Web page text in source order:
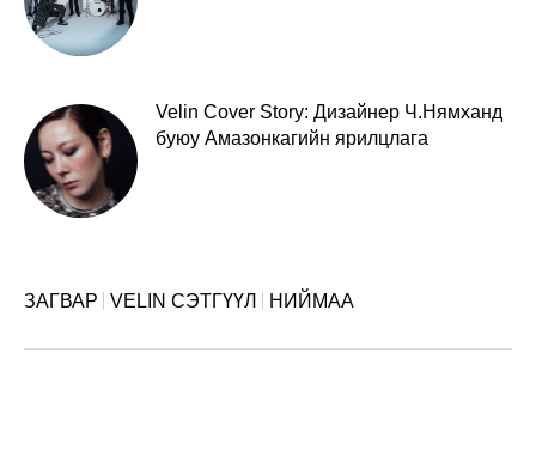
Velin Cover Story: Дизайнер Ч.Нямханд
буюу Амазонкагийн ярилцлага
ЗАГВАР VELIN СЭТГҮҮЛ НИЙМАА